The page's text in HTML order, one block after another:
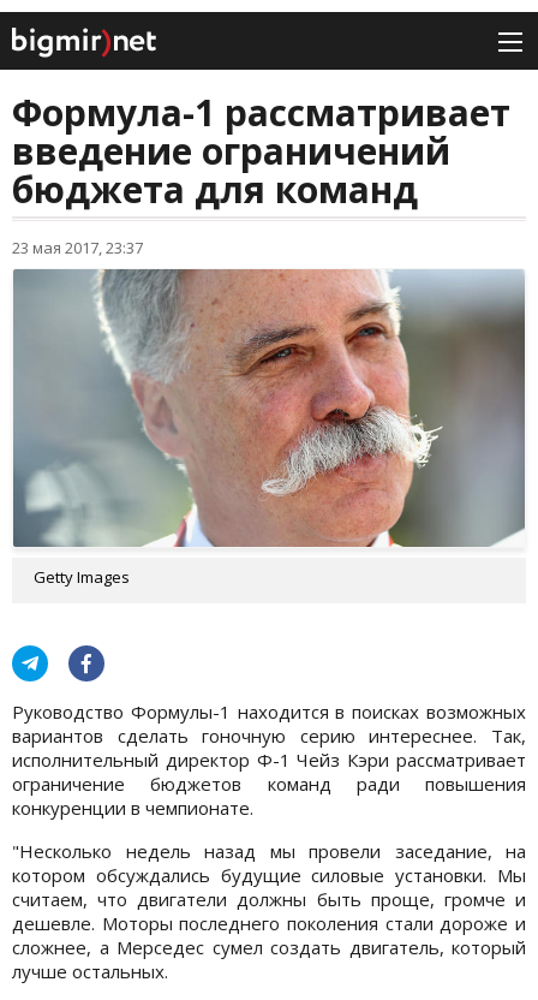
Формула-1 рассматривает
введение ограничений
бюджета для команд
23 мая 2017, 23:37
Getty Images
Руководство Формулы-1 находится в поисках возможных
вариантов сделать гоночную серию интереснее. Так,
исполнительный директор Ф-1 Чейз Кэри рассматривает
ограничение бюджетов команд ради повышения
конкуренции в чемпионате.
"Несколько недель назад мы провели заседание, на
котором обсуждались будущие силовые установки. Мы
считаем, что двигатели должны быть проще, громче и
дешевле. Моторы последнего поколения стали дороже и
сложнее, а Мерседес сумел создать двигатель, который
лучше остальных.